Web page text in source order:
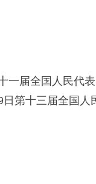
届全国人民代表
第十三届全国人